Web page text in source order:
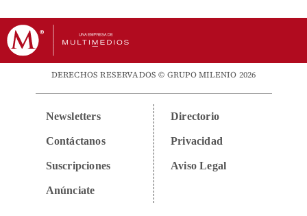
DERECHOS RESERVADOS © GRUPO MILENIO 2026
Newsletters
Contáctanos
Suscripciones
Anúnciate
Directorio
Privacidad
Aviso Legal